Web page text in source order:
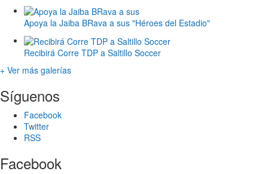
Apoya la Jaiba BRava a sus "Héroes del Estadio"
Recibirá Corre TDP a Saltillo Soccer
+ Ver más galerías
Síguenos
Facebook
Twitter
RSS
Facebook